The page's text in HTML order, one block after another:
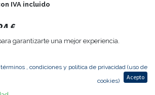
IVA incluido
€
Agregar al carrito
garantizarte una mejor experiencia.
, condiciones y política de privacidad (uso de
cookies)
Acepto